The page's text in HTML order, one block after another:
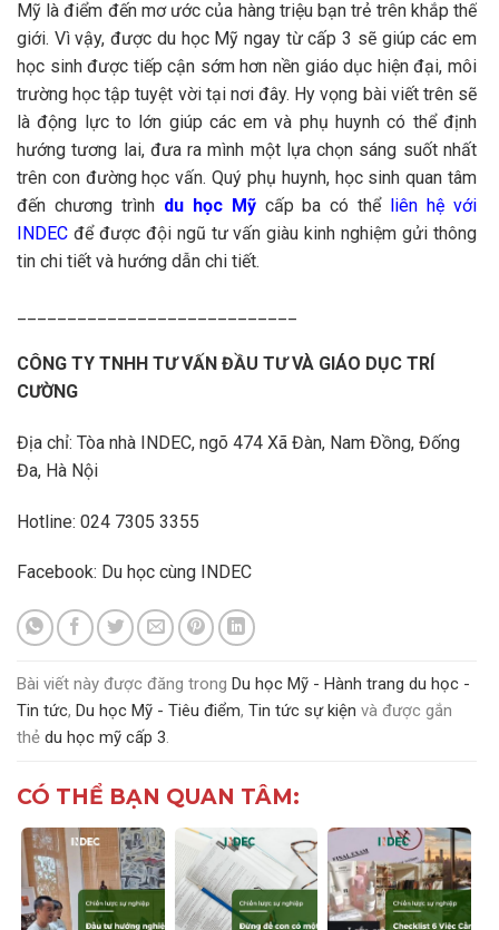
Mỹ là điểm đến mơ ước của hàng triệu bạn trẻ trên khắp thế
giới. Vì vậy, được du học Mỹ ngay từ cấp 3 sẽ giúp các em
học sinh được tiếp cận sớm hơn nền giáo dục hiện đại, môi
trường học tập tuyệt vời tại nơi đây. Hy vọng bài viết trên sẽ
là động lực to lớn giúp các em và phụ huynh có thể định
hướng tương lai, đưa ra mình một lựa chọn sáng suốt nhất
trên con đường học vấn.Quý phụ huynh, học sinh quan tâm
đến chương trình du học Mỹcấp ba có thể
liên hệ với
INDEC để được đội ngũ tư vấn giàu kinh nghiệm gửi thông
tin chi tiết và hướng dẫn chi tiết.
CÔNG TY TNHH TƯ VẤN ĐẦU TƯ VÀ GIÁO DỤC TRÍ
CƯỜNG
Địa chỉ: Tòa nhà INDEC, ngõ 474 Xã Đàn, Nam Đồng, Đống
Đa, Hà Nội
Hotline: 024 7305 3355
Facebook: Du học cùng INDEC
Bài viết này được đăng trong Du học Mỹ - Hành trang du học -
Tin tức, Du học Mỹ - Tiêu điểm, Tin tức sự kiện và được gắn
thẻ du học mỹ cấp 3.
CÓ THỂ BẠN QUAN TÂM: